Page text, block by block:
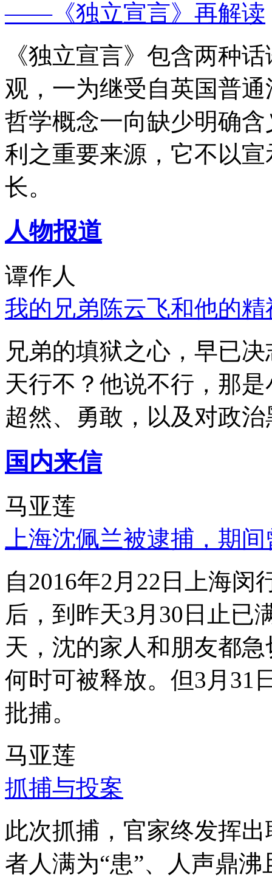
——《独立宣言》再解读
《独立宣言》包含两种
观，一为继受自英国普
哲学概念一向缺少明确
利之重要来源，它不以
长。
人物报道
谭作人
我的兄弟陈云飞和他的
兄弟的填狱之心，早已
天行不？他说不行，那
超然、勇敢，以及对政
国内来信
马亚莲
上海沈佩兰被逮捕，期
自2016年2月22日上海
后，到昨天3月30日止已
天，沈的家人和朋友都
何时可被释放。但3月31
批捕。
马亚莲
抓捕与投案
此次抓捕，官家终发挥
者人满为“患”、人声鼎